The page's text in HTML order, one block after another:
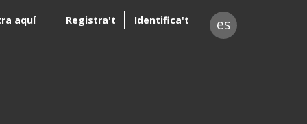
aquí Registra't Identifica't es